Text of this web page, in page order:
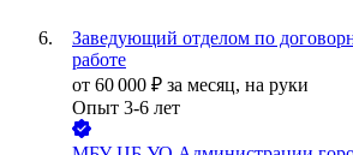
Заведующий отделом по
работе
от 60 000 ₽ за месяц, на руки
Опыт 3-6 лет